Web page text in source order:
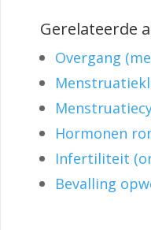
Gerelateerde
Overgang
Hormonen
Infertiliteit
Bevalling